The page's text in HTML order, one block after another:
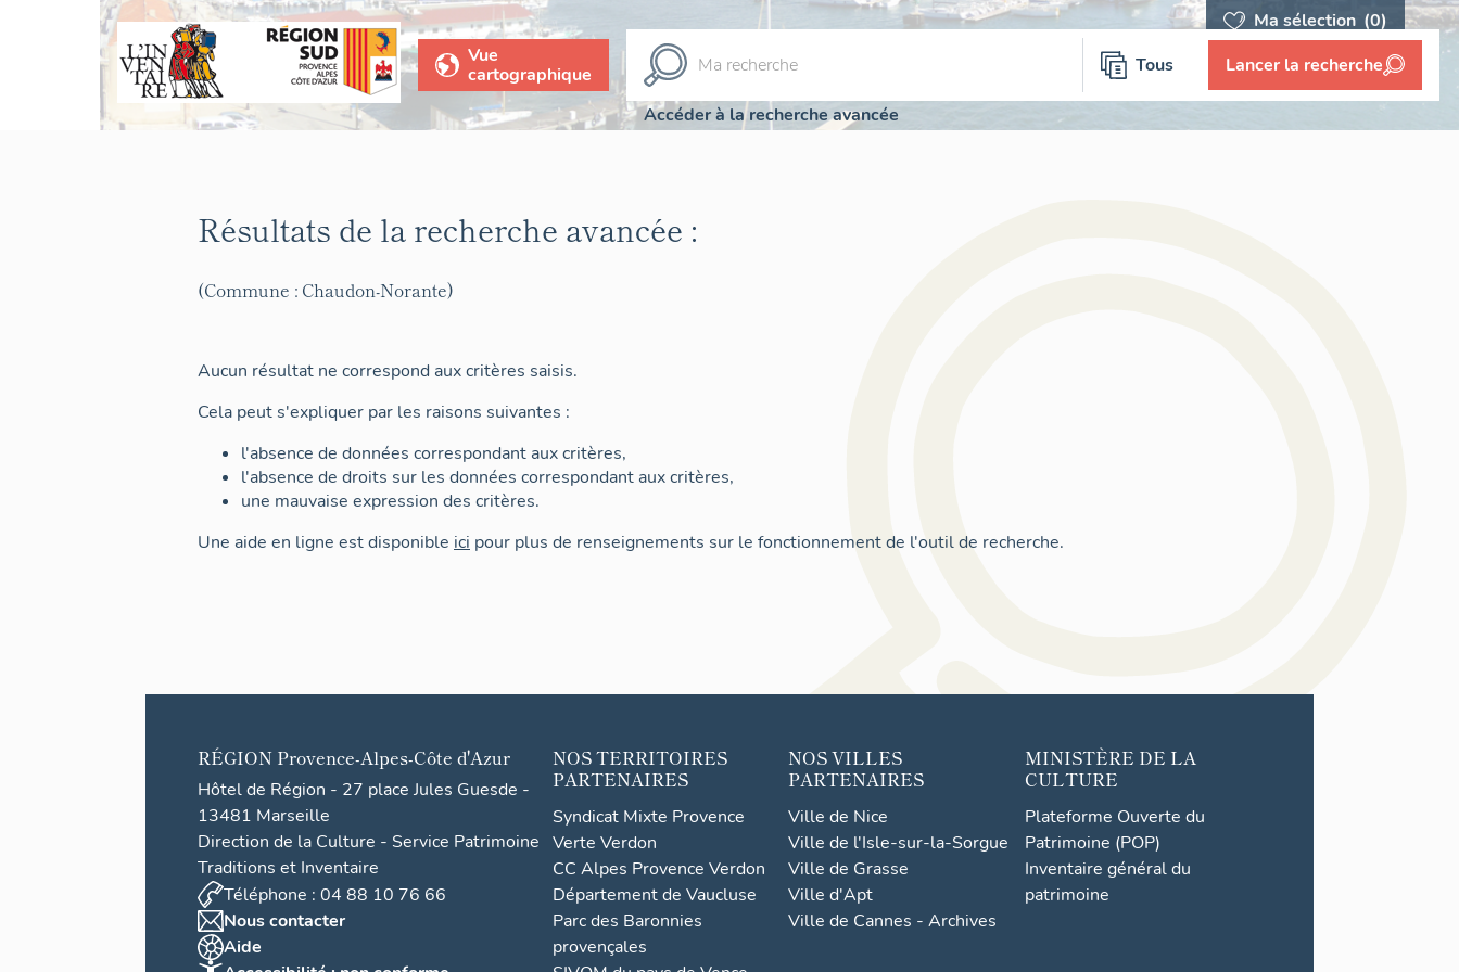
Ma sélection (0)
Vue
cartographique
Tous Lancer la recherche
Accéder à la recherche avancée
Résultats de la recherche avancée :
(Commune : Chaudon-Norante)
Aucun résultat ne correspond aux critères saisis.
Cela peut s'expliquer par les raisons suivantes :
l'absence de données correspondant aux critères,
l'absence de droits sur les données correspondant aux critères,
une mauvaise expression des critères.
Une aide en ligne est disponible ici pour plus de renseignements sur le fonctionnement de l'outil de recherche.
RÉGION Provence-Alpes-Côte d'Azur
Hôtel de Région - 27 place Jules Guesde -
13481 Marseille
Direction de la Culture - Service Patrimoine
Traditions et Inventaire
Téléphone : 04 88 10 76 66
Nous contacter
Aide
NOS TERRITOIRES
PARTENAIRES
Syndicat Mixte Provence
Verte Verdon
CC Alpes Provence Verdon
Département de Vaucluse
Parc des Baronnies
provençales
NOS VILLES
PARTENAIRES
Ville de Nice
Ville de l'Isle-sur-la-Sorgue
Ville de Grasse
Ville d'Apt
Ville de Cannes - Archives
MINISTÈRE DE LA
CULTURE
Plateforme Ouverte du
Patrimoine (POP)
Inventaire général du
patrimoine